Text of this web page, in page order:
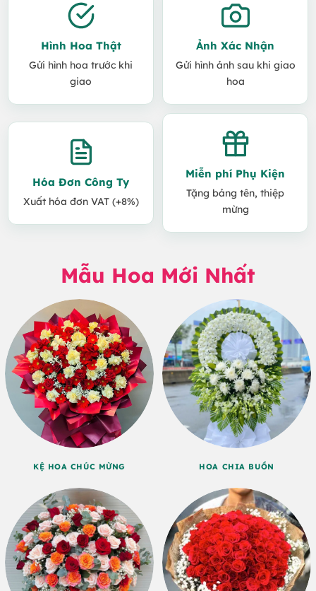
Hình Hoa Thật
Gửi hình hoa trước khi
giao
Ảnh Xác Nhận
Gửi hình ảnh sau khi giao
hoa
Hóa Đơn Công Ty
Xuất hóa đơn VAT (+8%)
Miễn phí Phụ Kiện
Tặng bảng tên, thiệp
mừng
Mẫu Hoa Mới Nhất
KỆ HOA CHÚC MỪNG HOA CHIA BUỒN